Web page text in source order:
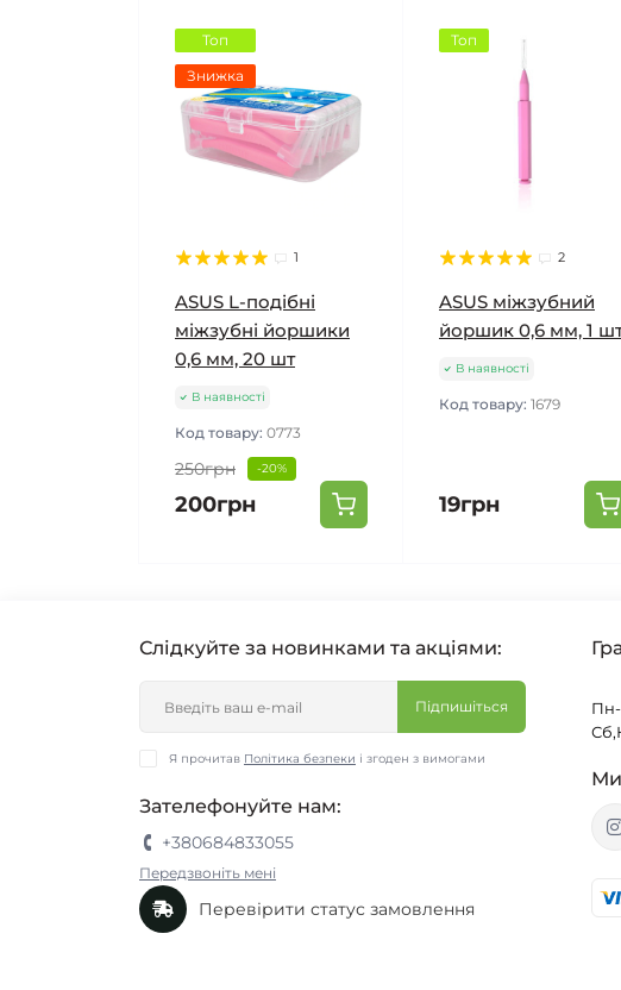
Топ
Знижка
1
ASUS L-подібні
міжзубні йоршики
0,6 мм, 20 шт
В наявності
Код товару: 0773
250грн -20%
200грн
Топ
2
ASUS міжзубний
йоршик 0,6 мм, 1
В наявності
Код товару: 1679
19грн
Слідкуйте за новинками та акціями:
Підпишіться
Я прочитав Політика безпеки і згоден з вимогами
Зателефонуйте нам:
+380684833055
Передзвоніть мені
Перевірити статус замовлення
Пн-
Ми